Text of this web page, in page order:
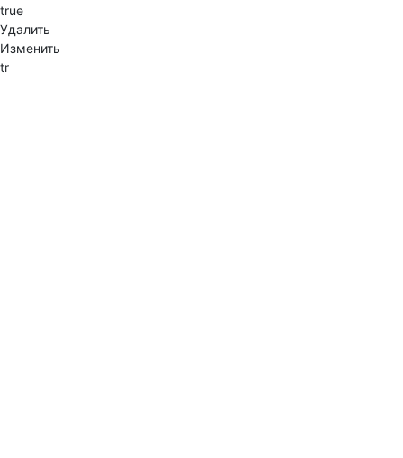
true
Удалить
Изменить
tr